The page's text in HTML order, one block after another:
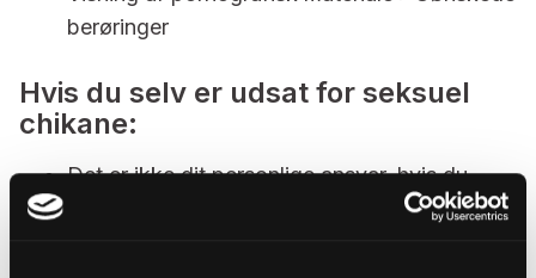
berøringer
Hvis du selv er udsat for seksuel
chikane:
Det er ikke dit personlige ansvar, hvis du
oplever chikane af nogen art. Københavns